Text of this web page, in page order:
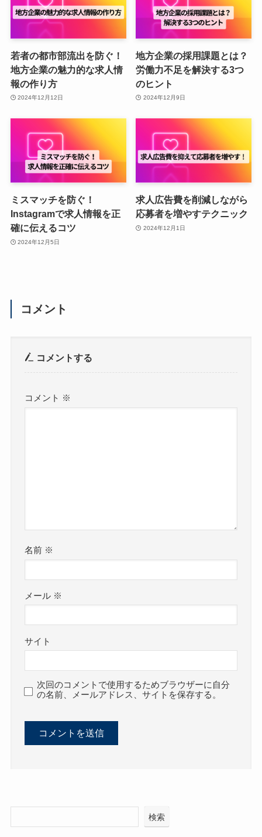
若者の都市部流出を防ぐ！
地方企業の魅力的な求人情
報の作り方
2024年12月12日
地方企業の採用課題とは？
労働力不足を解決する3つ
のヒント
2024年12月9日
ミスマッチを防ぐ！
Instagramで求人情報を正
確に伝えるコツ
2024年12月5日
求人広告費を削減しながら
応募者を増やすテクニック
2024年12月1日
コメント
コメントする
コメント ※
名前 ※
メール ※
サイト
次回のコメントで使用するためブラウザーに自分
の名前、メールアドレス、サイトを保存する。
検索